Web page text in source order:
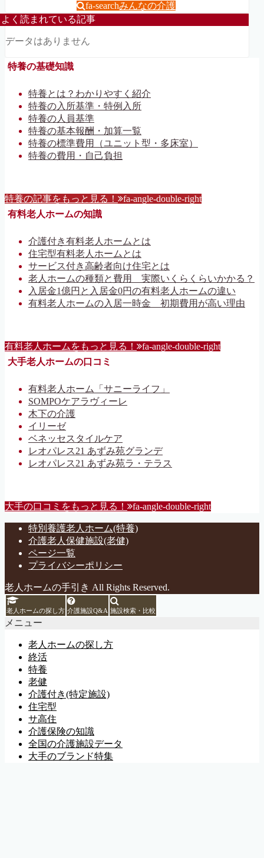
fa-searchみんなの介護
よく読まれている記事
データはありません
特養の基礎知識
特養とは？わかりやすく紹介
特養の入所基準・特例入所
特養の人員基準
特養の基本報酬・加算一覧
特養の標準費用（ユニット型・多床室）
特養の費用・自己負担
特養の記事をもっと見る！ fa-angle-double-right
有料老人ホームの知識
介護付き有料老人ホームとは
住宅型有料老人ホームとは
サービス付き高齢者向け住宅とは
老人ホームの種類と費用 実際いくらくらいかかる？
入居金1億円と入居金0円の有料老人ホームの違い
有料老人ホームの入居一時金 初期費用が高い理由
有料老人ホームをもっと見る！ fa-angle-double-right
大手老人ホームの口コミ
有料老人ホーム「サニーライフ」
SOMPOケアラヴィーレ
木下の介護
イリーゼ
ベネッセスタイルケア
レオパレス21 あずみ苑グランデ
レオパレス21 あずみ苑ラ・テラス
大手の口コミをもっと見る！ fa-angle-double-right
特別養護老人ホーム(特養)
介護老人保健施設(老健)
ページ一覧
プライバシーポリシー
老人ホームの手引き All Rights Reserved.
老人ホームの探し方 介護施設Q&A 施設検索・比較
メニュー
老人ホームの探し方
終活
特養
老健
介護付き(特定施設)
住宅型
サ高住
介護保険の知識
全国の介護施設データ
大手のブランド特集